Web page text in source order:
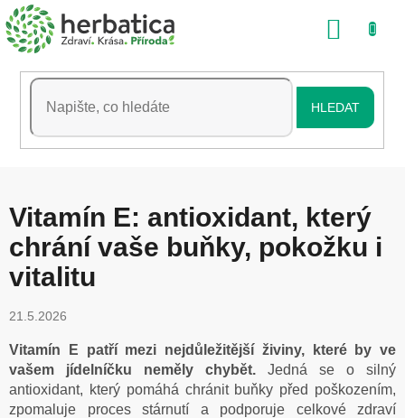
Přejít
na
obsah
HLEDAT
Vitamín E: antioxidant, který
chrání vaše buňky, pokožku i
vitalitu
21.5.2026
Vitamín E patří mezi nejdůležitější živiny, které by ve
vašem jídelníčku neměly chybět. Jedná se o silný
antioxidant, který pomáhá chránit buňky před poškozením,
zpomaluje proces stárnutí a podporuje celkové zdraví